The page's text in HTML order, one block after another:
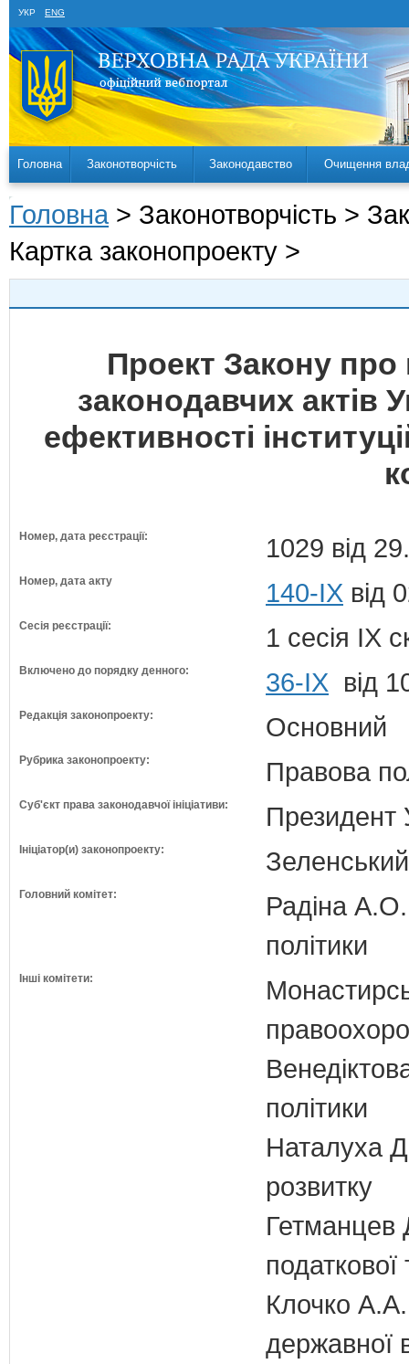
УКР ENG
Головна Законотворчість Законодавство Очищення
Головна > Законотворчість >
Картка законопроекту >
Проект Закону про
законодавчих актів
ефективності
Номер, дата реєстрації: 1029 від
Номер, дата акту 140-IX від
Сесія реєстрації: 1 сесія IX
Включено до порядку денного: 36-ІХ від
Редакція законопроекту: Основний
Рубрика законопроекту: Правова
Суб'єкт права законодавчої ініціативи: Президент
Ініціатор(и) законопроекту:
Головний комітет:
Радіна А.О.
політики
Інші комітети:
політики
Наталуха
розвитку
Гетманцев
податкової
Клочко А.А.
державної